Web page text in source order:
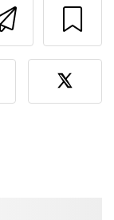
Send
denne